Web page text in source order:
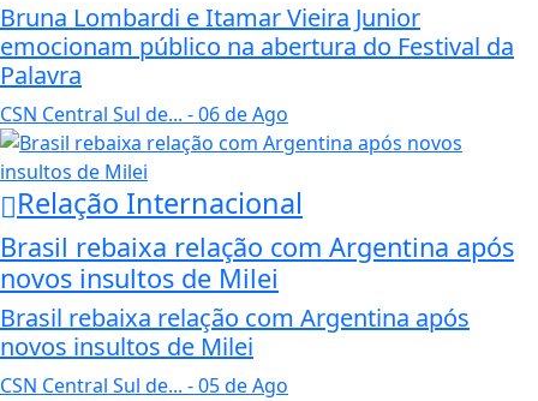
Bruna Lombardi e Itamar Vieira Junior
emocionam público na abertura do Festival da
Palavra
CSN Central Sul de... - 06 de Ago
Relação Internacional
Brasil rebaixa relação com Argentina após
novos insultos de Milei
Brasil rebaixa relação com Argentina após
novos insultos de Milei
CSN Central Sul de... - 05 de Ago